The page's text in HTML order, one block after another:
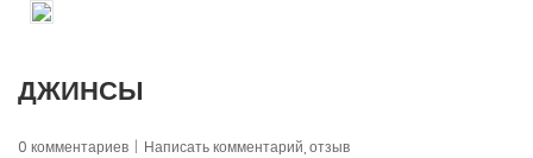
ДЖИНСЫ
0 комментариев | Написать комментарий, отзыв